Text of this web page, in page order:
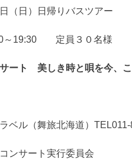
（日）日帰りバスツアー
19:30 定員３０名様
ート 美しき時と唄を今、こ
ベル（舞旅北海道）
ンサート実行委員会